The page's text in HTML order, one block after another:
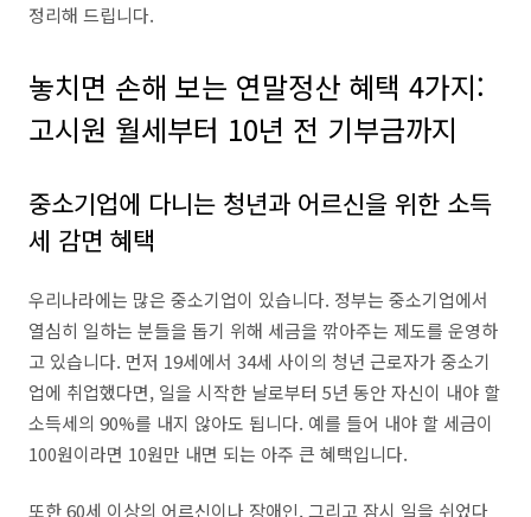
정리해 드립니다.
놓치면 손해 보는 연말정산 혜택 4가지:
고시원 월세부터 10년 전 기부금까지
중소기업에 다니는 청년과 어르신을 위한 소득
세 감면 혜택
우리나라에는 많은 중소기업이 있습니다. 정부는 중소기업에서
열심히 일하는 분들을 돕기 위해 세금을 깎아주는 제도를 운영하
고 있습니다. 먼저 19세에서 34세 사이의 청년 근로자가 중소기
업에 취업했다면, 일을 시작한 날로부터 5년 동안 자신이 내야 할
소득세의 90%를 내지 않아도 됩니다. 예를 들어 내야 할 세금이
100원이라면 10원만 내면 되는 아주 큰 혜택입니다.
또한 60세 이상의 어르신이나 장애인, 그리고 잠시 일을 쉬었다